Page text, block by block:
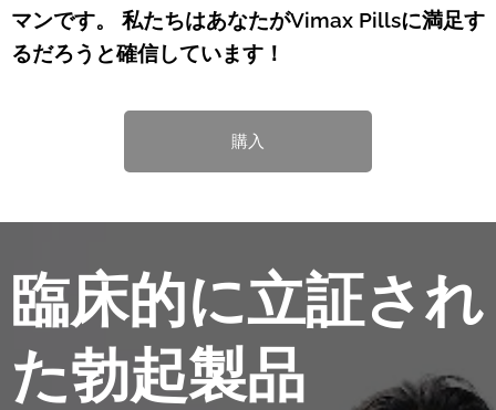
マンです。 私たちはあなたがVimax Pillsに満足す
るだろうと確信しています！
購入
臨床的に立証され
た勃起製品